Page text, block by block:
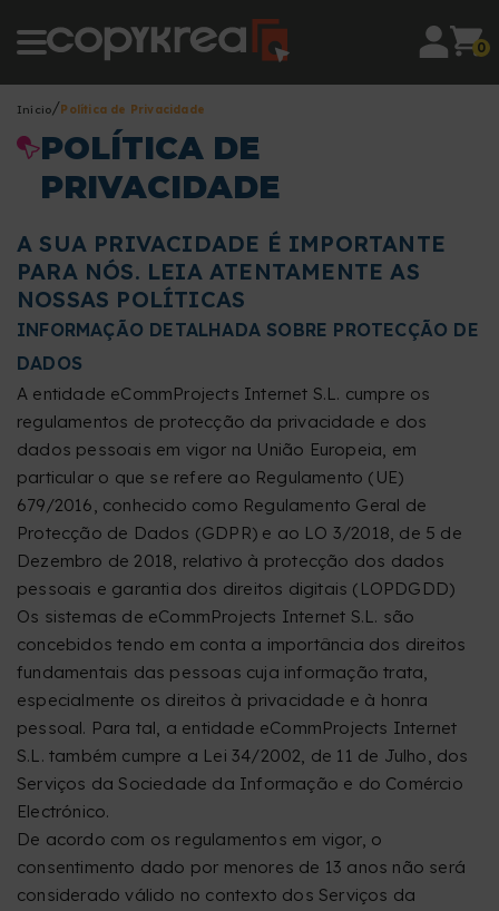
0
Início Política de Privacidade
POLÍTICA DE
PRIVACIDADE
A SUA PRIVACIDADE É IMPORTANTE
PARA NÓS. LEIA ATENTAMENTE AS
NOSSAS POLÍTICAS
INFORMAÇÃO DETALHADA SOBRE PROTECÇÃO DE
DADOS
A entidade eCommProjects Internet S.L. cumpre os
regulamentos de protecção da privacidade e dos
dados pessoais em vigor na União Europeia, em
particular o que se refere ao Regulamento (UE)
679/2016, conhecido como Regulamento Geral de
Protecção de Dados (GDPR) e ao LO 3/2018, de 5 de
Dezembro de 2018, relativo à protecção dos dados
pessoais e garantia dos direitos digitais (LOPDGDD)
Os sistemas de eCommProjects Internet S.L. são
concebidos tendo em conta a importância dos direitos
fundamentais das pessoas cuja informação trata,
especialmente os direitos à privacidade e à honra
pessoal. Para tal, a entidade eCommProjects Internet
S.L. também cumpre a Lei 34/2002, de 11 de Julho, dos
Serviços da Sociedade da Informação e do Comércio
Electrónico.
De acordo com os regulamentos em vigor, o
consentimento dado por menores de 13 anos não será
considerado válido no contexto dos Serviços da